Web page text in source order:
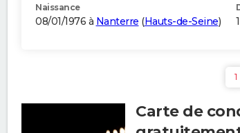
Naissance
08/01/1976 à Nanterre (Hauts-de-Seine)
1
Carte de